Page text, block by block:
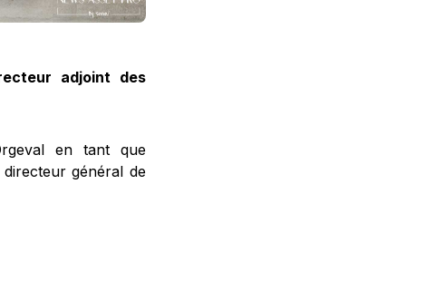
adjoint des
en tant que
général de